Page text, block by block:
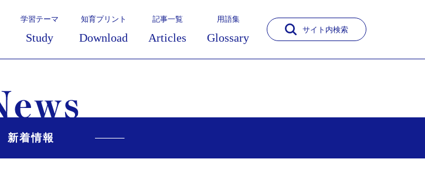
学習テーマ
Study
知育プリント
Download
記事一覧
Articles
用語集
Glossary
サイト内検索
新着情報